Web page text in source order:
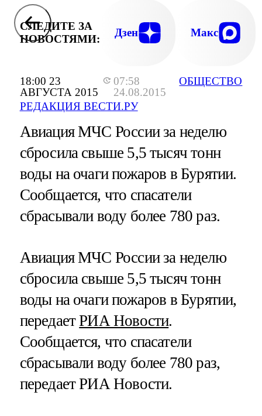
18:00 23
АВГУСТА 2015
07:58
24.08.2015
РЕДАКЦИЯ ВЕСТИ.РУ
ОБЩЕСТВО
СЛЕДИТЕ ЗА
НОВОСТЯМИ:
Дзен Макс
Авиация МЧС России за неделю
сбросила свыше 5,5 тысяч тонн
воды на очаги пожаров в Бурятии.
Сообщается, что спасатели
сбрасывали воду более 780 раз.
Авиация МЧС России за неделю
сбросила свыше 5,5 тысяч тонн
воды на очаги пожаров в Бурятии,
передаетРИА Новости.
Сообщается, что спасатели
сбрасывали воду более 780 раз,
передает РИА Новости.